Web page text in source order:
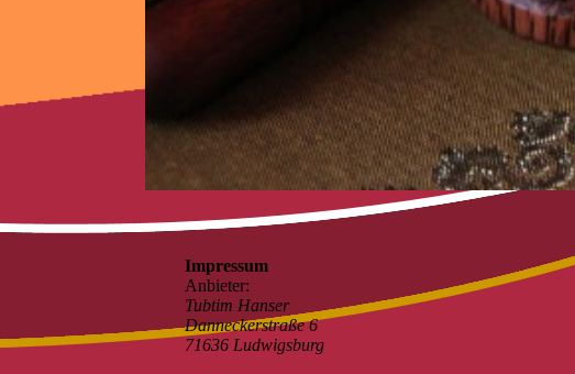
Impressum
Anbieter:
Tubtim Hanser
Danneckerstraße 6
71636 Ludwigsburg